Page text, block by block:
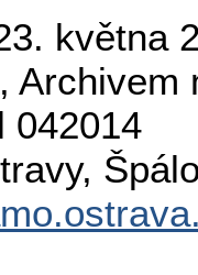
května
Archivem
042014